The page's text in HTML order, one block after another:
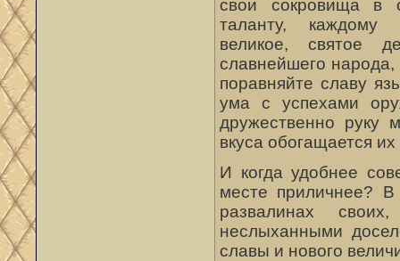
свои сокровища в
таланту, каждому
великое, святое
славнейшего
поравняйте славу
ума с успехами
дружественно руку
вкуса обогащается
И когда удобнее
месте приличнее?
развалинах
неслыханными
славы и нового